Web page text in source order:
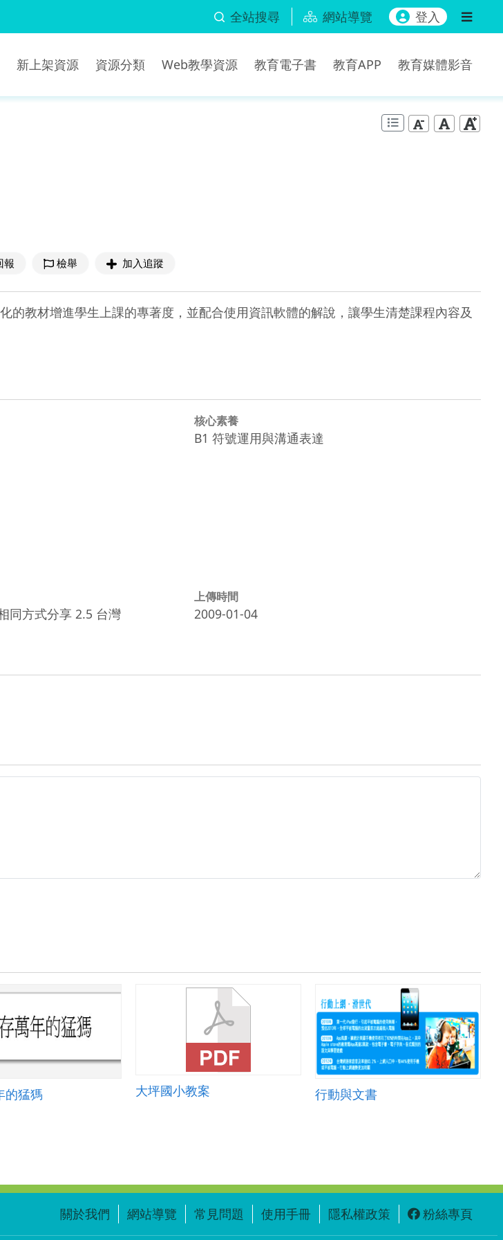
全站搜尋 網站導覽 登入
新上架資源 資源分類 Web教學資源 教育電子書 教育APP 教育媒體影音
報 檢舉 加入追蹤
教材增進學生上課的專著度，並配合使用資訊軟體的解說，讓學生清楚課程內容及
核心素養
B1 符號運用與溝通表達
同方式分享 2.5 台灣
上傳時間
2009-01-04
的猛獁 大坪國小教案 行動與文書
關於我們 網站導覽 常見問題 使用手冊 隱私權政策 粉絲專頁